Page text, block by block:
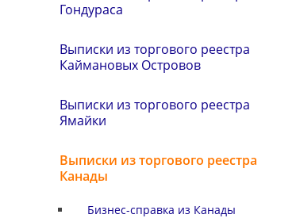
Гондураса
Выписки из торгового реестра
Каймановых Островов
Выписки из торгового реестра
Ямайки
Выписки из торгового реестра
Канады
Бизнес-справка из Канады